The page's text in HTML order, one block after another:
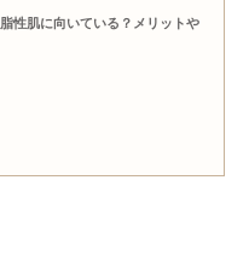
性肌に向いている？メリットや